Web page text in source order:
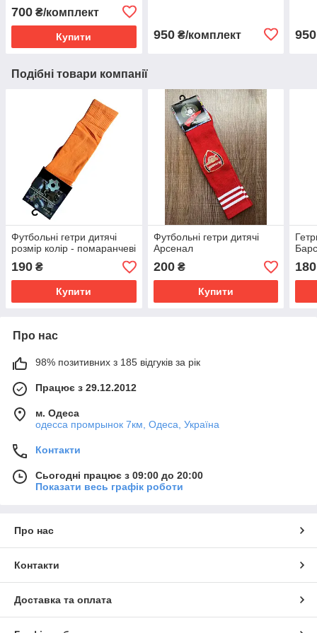
700 ₴/комплект
Купити 950₴/комплект 950
Подібні товари компанії
Футбольні гетри дитячі
розмір колір - помаранчеві
190 ₴
Купити
Футбольні гетри дитячі
Арсенал
200₴
Купити
180
Про нас
98% позитивних з 185 відгуків за рік
Працює з 29.12.2012
м. Одеса
одесса промрынок 7км, Одеса, Україна
Контакти
Сьогодні працює з 09:00 до 20:00
Показати весь графік роботи
Про нас
Контакти
Доставка та оплата